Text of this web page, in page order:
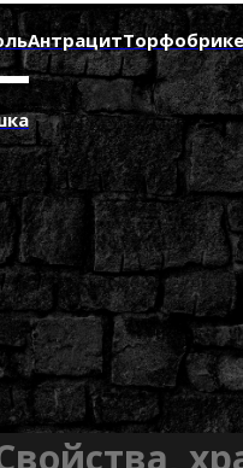
Антрацит